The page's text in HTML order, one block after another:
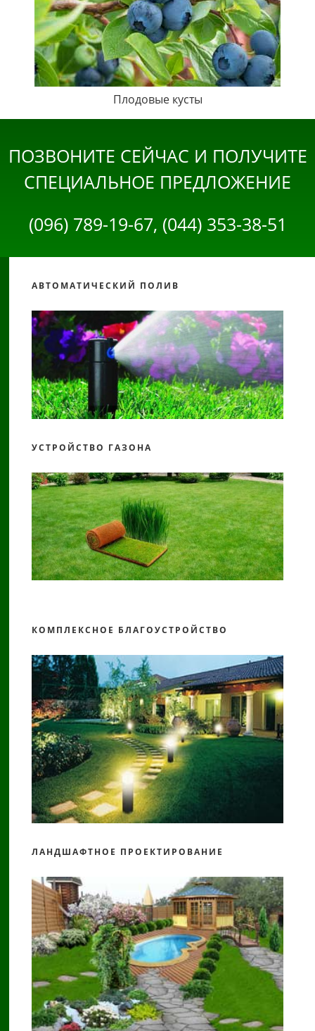
Плодовые кусты
ПОЗВОНИТЕ СЕЙЧАС И ПОЛУЧИТЕ
СПЕЦИАЛЬНОЕ ПРЕДЛОЖЕНИЕ
(096) 789-19-67, (044) 353-38-51
АВТОМАТИЧЕСКИЙ ПОЛИВ
УСТРОЙСТВО ГАЗОНА
КОМПЛЕКСНОЕ БЛАГОУСТРОЙСТВО
ЛАНДШАФТНОЕ ПРОЕКТИРОВАНИЕ